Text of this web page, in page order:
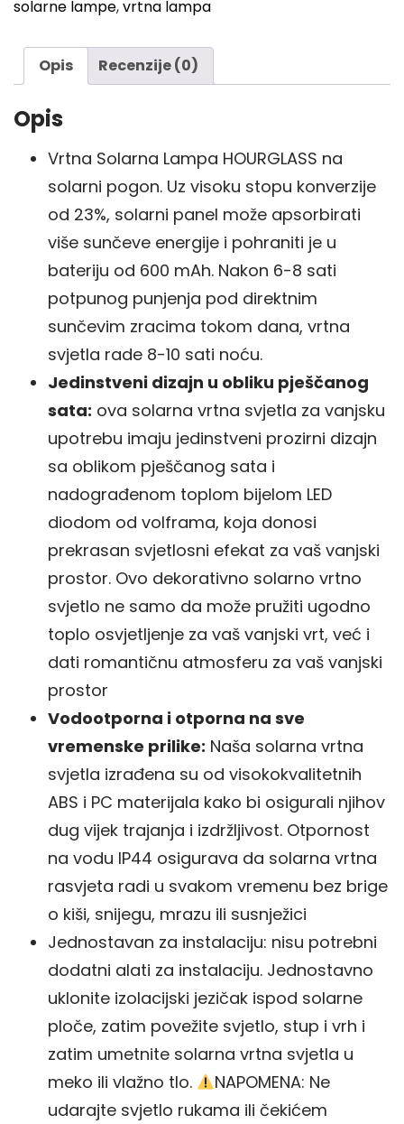
solarne lampe,vrtna lampa
Opis Recenzije (0)
Opis
Vrtna Solarna Lampa HOURGLASS na
solarni pogon. Uz visoku stopu konverzije
od 23%, solarni panel može apsorbirati
više sunčeve energije i pohraniti je u
bateriju od 600 mAh. Nakon 6-8 sati
potpunog punjenja pod direktnim
sunčevim zracima tokom dana, vrtna
svjetla rade 8-10 sati noću.
Jedinstveni dizajn u obliku pješčanog
sata: ova solarna vrtna svjetla za vanjsku
upotrebu imaju jedinstveni prozirni dizajn
sa oblikom pješčanog sata i
nadograđenom toplom bijelom LED
diodom od volframa, koja donosi
prekrasan svjetlosni efekat za vaš vanjski
prostor. Ovo dekorativno solarno vrtno
svjetlo ne samo da može pružiti ugodno
toplo osvjetljenje za vaš vanjski vrt, već i
dati romantičnu atmosferu za vaš vanjski
prostor
Vodootporna i otporna na sve
vremenske prilike: Naša solarna vrtna
svjetla izrađena su od visokokvalitetnih
ABS i PC materijala kako bi osigurali njihov
dug vijek trajanja i izdržljivost. Otpornost
na vodu IP44 osigurava da solarna vrtna
rasvjeta radi u svakom vremenu bez brige
o kiši, snijegu, mrazu ili susnježici
Jednostavan za instalaciju: nisu potrebni
dodatni alati za instalaciju. Jednostavno
uklonite izolacijski jezičak ispod solarne
ploče, zatim povežite svjetlo, stup i vrh i
zatim umetnite solarna vrtna svjetla u
meko ili vlažno tlo.
NAPOMENA: Ne
udarajte svjetlo rukama ili čekićem